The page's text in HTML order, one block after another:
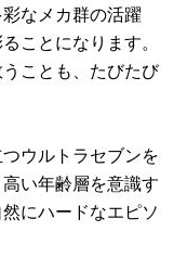
なメカ群の活躍
ことになります。
ことも、たびたび
ウルトラセブンを
い年齢層を意識す
にハードなエピソ